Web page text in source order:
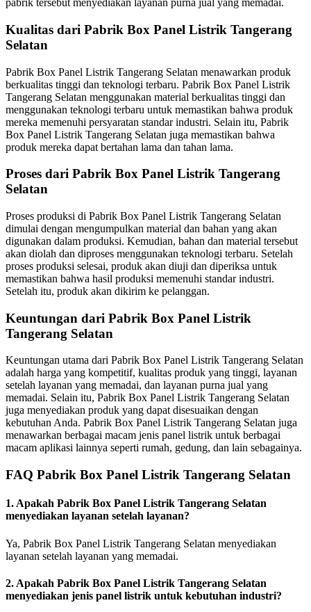
pabrik tersebut menyediakan layanan purna jual yang memadai.
Kualitas dari Pabrik Box Panel Listrik Tangerang
Selatan
Pabrik Box Panel Listrik Tangerang Selatan menawarkan produk
berkualitas tinggi dan teknologi terbaru. Pabrik Box Panel Listrik
Tangerang Selatan menggunakan material berkualitas tinggi dan
menggunakan teknologi terbaru untuk memastikan bahwa produk
mereka memenuhi persyaratan standar industri. Selain itu, Pabrik
Box Panel Listrik Tangerang Selatan juga memastikan bahwa
produk mereka dapat bertahan lama dan tahan lama.
Proses dari Pabrik Box Panel Listrik Tangerang
Selatan
Proses produksi di Pabrik Box Panel Listrik Tangerang Selatan
dimulai dengan mengumpulkan material dan bahan yang akan
digunakan dalam produksi. Kemudian, bahan dan material tersebut
akan diolah dan diproses menggunakan teknologi terbaru. Setelah
proses produksi selesai, produk akan diuji dan diperiksa untuk
memastikan bahwa hasil produksi memenuhi standar industri.
Setelah itu, produk akan dikirim ke pelanggan.
Keuntungan dari Pabrik Box Panel Listrik
Tangerang Selatan
Keuntungan utama dari Pabrik Box Panel Listrik Tangerang Selatan
adalah harga yang kompetitif, kualitas produk yang tinggi, layanan
setelah layanan yang memadai, dan layanan purna jual yang
memadai. Selain itu, Pabrik Box Panel Listrik Tangerang Selatan
juga menyediakan produk yang dapat disesuaikan dengan
kebutuhan Anda. Pabrik Box Panel Listrik Tangerang Selatan juga
menawarkan berbagai macam jenis panel listrik untuk berbagai
macam aplikasi lainnya seperti rumah, gedung, dan lain sebagainya.
FAQ Pabrik Box Panel Listrik Tangerang Selatan
1. Apakah Pabrik Box Panel Listrik Tangerang Selatan
menyediakan layanan setelah layanan?
Ya, Pabrik Box Panel Listrik Tangerang Selatan menyediakan
layanan setelah layanan yang memadai.
2. Apakah Pabrik Box Panel Listrik Tangerang Selatan
menyediakan jenis panel listrik untuk kebutuhan industri?